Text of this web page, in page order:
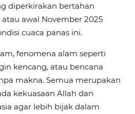
diperkirakan bertahan
awal November 2025
cuaca panas ini.
fenomena alam seperti
kencang, atau bencana
makna. Semua merupakan
kekuasaan Allah dan
agar lebih bijak dalam